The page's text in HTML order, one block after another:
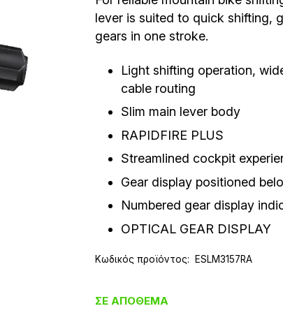
lever is suited to quick shifting,
gears in one stroke.
Light shifting operation,
cable routing
Slim main lever body
RAPIDFIRE PLUS
Streamlined cockpit
Gear display positioned
Numbered gear display
OPTICAL GEAR DISPLAY
Κωδικός προϊόντος: ESLM3157RA
ΣΕ ΑΠΌΘΕΜΑ